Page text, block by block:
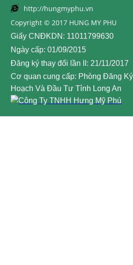
http://hungmyphu.vn
Copyright © 2017 HUNG MY PHU
Giấy CNĐKDN: 11011799630
Ngày cấp: 01/09/2015
Đăng ký thay đổi lần II: 21/11/2017
Cơ quan cung cấp: Phòng Đăng
Hoạch Và Đầu Tư Tỉnh Long An